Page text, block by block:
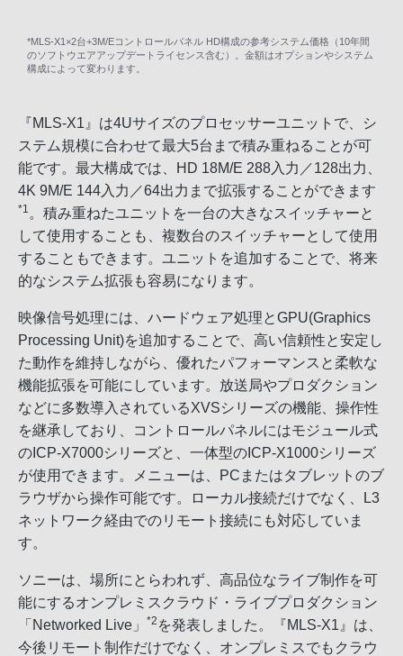
*MLS-X1×2台+3M/Eコントロールパネル HD構成の参考システム価格（10年間
のソフトウエアアップデートライセンス含む）。金額はオプションやシステム
構成によって変わります。
『MLS-X1』は4Uサイズのプロセッサーユニットで、シ
ステム規模に合わせて最大5台まで積み重ねることが可
能です。最大構成では、HD 18M/E 288入力／128出力、
4K 9M/E 144入力／64出力まで拡張することができます
*1 。積み重ねたユニットを一台の大きなスイッチャーと
して使用することも、複数台のスイッチャーとして使用
することもできます。ユニットを追加することで、将来
的なシステム拡張も容易になります。
映像信号処理には、ハードウェア処理とGPU(Graphics
Processing Unit)を追加することで、高い信頼性と安定し
た動作を維持しながら、優れたパフォーマンスと柔軟な
機能拡張を可能にしています。放送局やプロダクション
などに多数導入されているXVSシリーズの機能、操作性
を継承しており、コントロールパネルにはモジュール式
のICP-X7000シリーズと、一体型のICP-X1000シリーズ
が使用できます。メニューは、PCまたはタブレットのブ
ラウザから操作可能です。ローカル接続だけでなく、L3
ネットワーク経由でのリモート接続にも対応していま
す。
ソニーは、場所にとらわれず、高品位なライブ制作を可
能にするオンプレミスクラウド・ライブプロダクション
「Networked Live」
*2 を発表しました。『MLS-X1』は、
今後リモート制作だけでなく、オンプレミスでもクラウ